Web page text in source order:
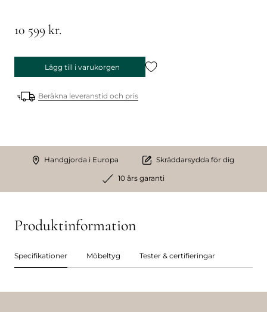
10 599 kr.
Lägg till i varukorgen
Beräkna leveranstid och pris
Handgjorda i Europa Skräddarsydda för dig
10 års garanti
Produktinformation
Specifikationer Möbeltyg Tester & certifieringar